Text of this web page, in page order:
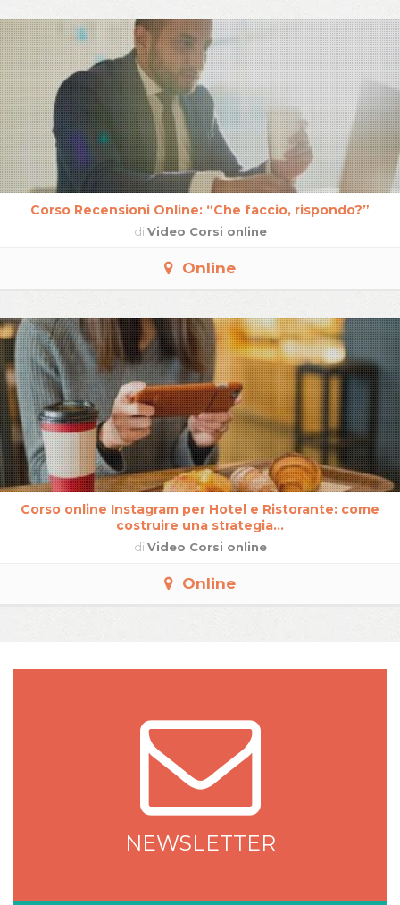
Corso Recensioni Online: “Che faccio, rispondo?”
di Video Corsi online
Online
Corso online Instagram per Hotel e Ristorante: come
costruire una strategia...
di Video Corsi online
Online
NEWSLETTER